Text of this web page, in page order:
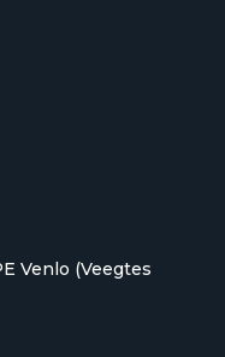
Venlo (Veegtes